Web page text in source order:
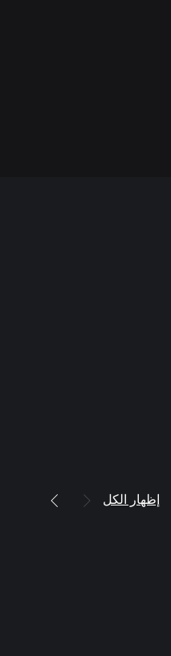
إظهار الكل